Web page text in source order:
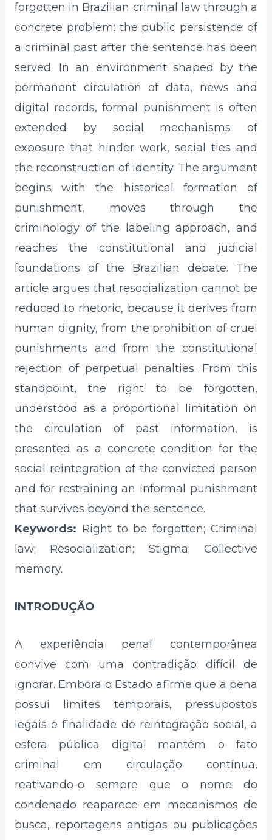
forgotten in Brazilian criminal law through a
concrete problem: the public persistence of
a criminal past after the sentence has been
served. In an environment shaped by the
permanent circulation of data, news and
digital records, formal punishment is often
extended by social mechanisms of
exposure that hinder work, social ties and
the reconstruction of identity. The argument
begins with the historical formation of
punishment, moves through the
criminology of the labeling approach, and
reaches the constitutional and judicial
foundations of the Brazilian debate. The
article argues that resocialization cannot be
reduced to rhetoric, because it derives from
human dignity, from the prohibition of cruel
punishments and from the constitutional
rejection of perpetual penalties. From this
standpoint, the right to be forgotten,
understood as a proportional limitation on
the circulation of past information, is
presented as a concrete condition for the
social reintegration of the convicted person
and for restraining an informal punishment
that survives beyond the sentence.
Keywords: Right to be forgotten; Criminal
law; Resocialization; Stigma; Collective
memory.
INTRODUÇÃO
A experiência penal contemporânea
convive com uma contradição difícil de
ignorar. Embora o Estado afirme que a pena
possui limites temporais, pressupostos
legais e finalidade de reintegração social, a
esfera pública digital mantém o fato
criminal em circulação contínua,
reativando-o sempre que o nome do
condenado reaparece em mecanismos de
busca, reportagens antigas ou publicações